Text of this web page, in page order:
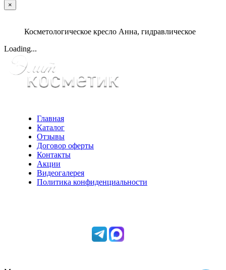
×
Косметологическое кресло Анна, гидравлическое
Loading...
Главная
Каталог
Отзывы
Договор оферты
Контакты
Акции
Видеогалерея
Политика конфиденциальности